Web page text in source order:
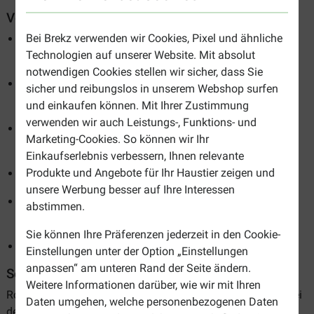
Bei Brekz verwenden wir Cookies, Pixel und ähnliche
Technologien auf unserer Website. Mit absolut
notwendigen Cookies stellen wir sicher, dass Sie
sicher und reibungslos in unserem Webshop surfen
und einkaufen können. Mit Ihrer Zustimmung
verwenden wir auch Leistungs-, Funktions- und
Marketing-Cookies. So können wir Ihr
Einkaufserlebnis verbessern, Ihnen relevante
Produkte und Angebote für Ihr Haustier zeigen und
unsere Werbung besser auf Ihre Interessen
abstimmen.
Sie können Ihre Präferenzen jederzeit in den Cookie-
Einstellungen unter der Option „Einstellungen
anpassen“ am unteren Rand der Seite ändern.
Weitere Informationen darüber, wie wir mit Ihren
Daten umgehen, welche personenbezogenen Daten
Vorteile von Royal Canin Katzenfutter
Rezepte basieren auf langjähriger wissenschaftlicher
Forschung
Ausgewogene Ernährung mit allen notwendigen
Nährstoffen
Erhältlich für Katzen jeden Alters, jeder Rasse und
Lebensweise
Hergestellt aus hochwertigen Zutaten
Kann gut mit
Regelmäßige Sonderangebote bei Brekz
Sortiment von Royal Canin Katzenfutter
Royal Canin bietet eine breite Palette an Katzenfutter an. Bei